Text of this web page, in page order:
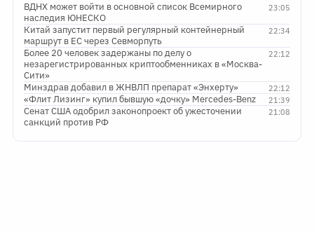
23:05
ВДНХ может войти в основной список Всемирного
наследия ЮНЕСКО
22:34
Китай запустит первый регулярный контейнерный
маршрут в ЕС через Севморпуть
22:12
Более 20 человек задержаны по делу о
незарегистрированных криптообменниках в «Москва-
Сити»
22:12
Минздрав добавил в ЖНВЛП препарат «Энхерту»
21:39
«Флит Лизинг» купил бывшую «дочку» Mercedes-Benz
21:08
Сенат США одобрил законопроект об ужесточении
санкций против РФ